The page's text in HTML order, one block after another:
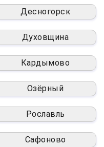
Десногорск
Духовщина
Кардымово
Озёрный
Рославль
Сафоново